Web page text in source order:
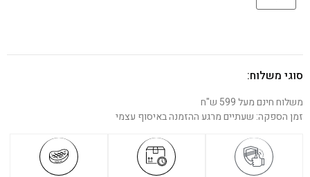
סוגי משלוח:
משלוח חינם מעל 599 ש"ח
זמן הספקה: שעתיים מרגע ההזמנה באיסוף עצמי